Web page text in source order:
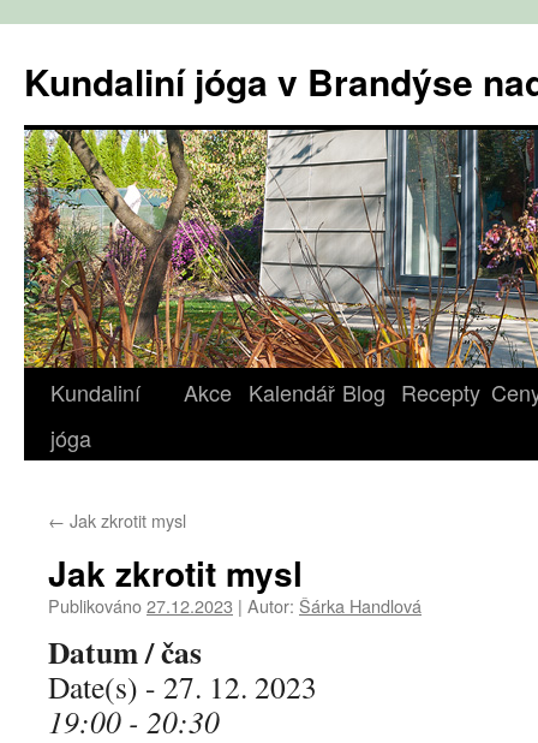
obsahu
webu
Kundaliní jóga v Brandýse
Kundaliní
jóga
Akce Kalendář Blog Recepty
← Jak zkrotit mysl
Jak zkrotit mysl
Publikováno27.12.2023 | Autor: Šárka Handlová
Datum / čas
Date(s) - 27. 12. 2023
19:00 - 20:30